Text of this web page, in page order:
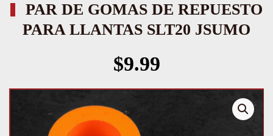
PAR DE GOMAS DE REPUESTO
PARA LLANTAS SLT20 JSUMO
$9.99